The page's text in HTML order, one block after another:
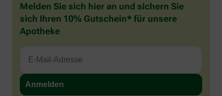
Melden Sie sich hier an und sichern Sie
sich Ihren 10% Gutschein* für unsere
Apotheke